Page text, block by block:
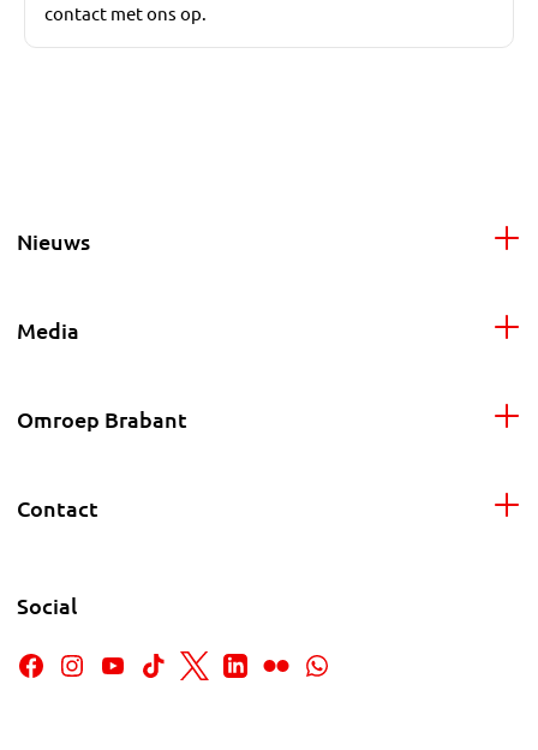
contact met ons op.
Nieuws
Media
Omroep Brabant
Contact
Social